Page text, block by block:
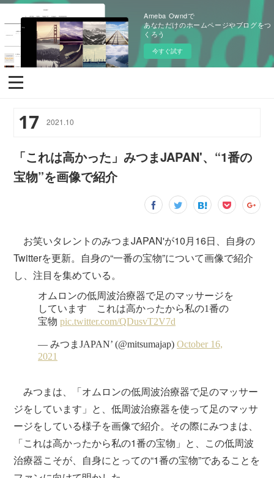
Ameba Owndで
あなただけのホームページやブログをつ
くろう
今すぐ試す
17 2021 .10
「これは高かった」みつまJAPAN'、“1番の
宝物”を画像で紹介
お笑いタレントのみつまJAPAN'が10月16日、自身の
Twitterを更新。自身の“一番の宝物”について画像で紹介
し、注目を集めている。
みつまは、「オムロンの低周波治療器で足のマッサー
ジをしています」と、低周波治療器を使って足のマッサ
ージをしている様子を画像で紹介。その際にみつまは、
「これは高かったから私の1番の宝物」と、この低周波
治療器こそが、自身にとっての“1番の宝物”であることを